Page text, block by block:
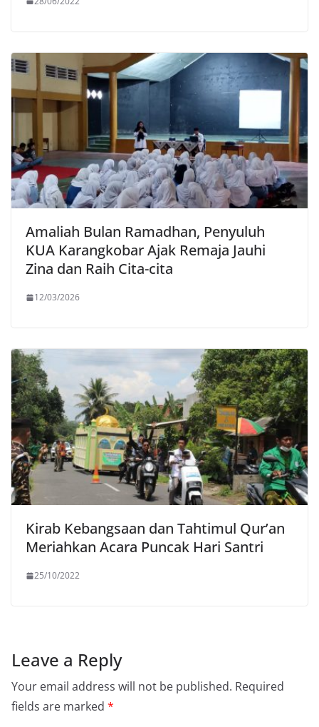
Amaliah Bulan Ramadhan, Penyuluh
KUA Karangkobar Ajak Remaja Jauhi
Zina dan Raih Cita-cita
12/03/2026
Kirab Kebangsaan dan Tahtimul Qur’an
Meriahkan Acara Puncak Hari Santri
25/10/2022
Leave a Reply
Your email address will not be published. Required
fields are marked *